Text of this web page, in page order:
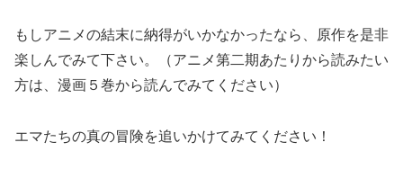
もしアニメの結末に納得がいかなかったなら、原作を是非
楽しんでみて下さい。（アニメ第二期あたりから読みたい
方は、漫画５巻から読んでみてください）
エマたちの真の冒険を追いかけてみてください！